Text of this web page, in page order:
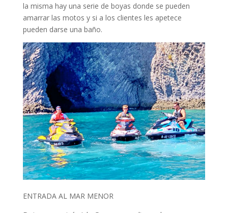
la misma hay una serie de boyas donde se pueden
amarrar las motos y si a los clientes les apetece
pueden darse una baño.
ENTRADA AL MAR MENOR